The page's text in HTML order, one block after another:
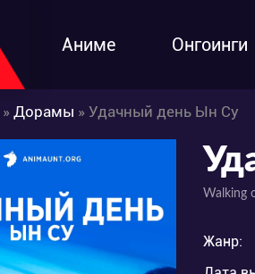
Аниме Онгоинги
» Дорамы » Удачный день Ын Су
Walking
Жанр: